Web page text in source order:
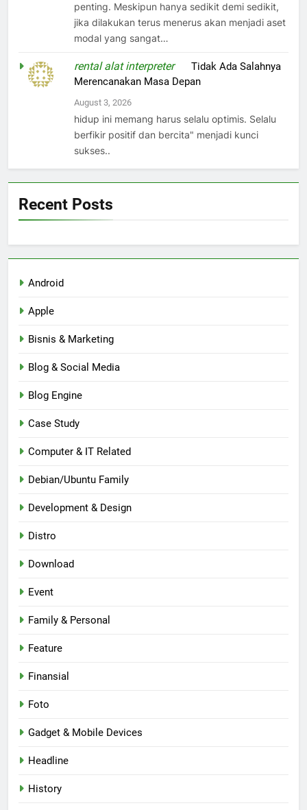
penting. Meskipun hanya sedikit demi sedikit,
jika dilakukan terus menerus akan menjadi aset
modal yang sangat…
rental alat interpreteronTidak Ada Salahnya
Merencanakan Masa Depan
August 3, 2026
hidup ini memang harus selalu optimis. Selalu
berfikir positif dan bercita" menjadi kunci
sukses..
Recent Posts
Android
Apple
Bisnis & Marketing
Blog & Social Media
Blog Engine
Case Study
Computer & IT Related
Debian/Ubuntu Family
Development & Design
Distro
Download
Event
Family & Personal
Feature
Finansial
Foto
Gadget & Mobile Devices
Headline
History